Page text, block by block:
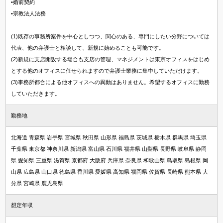
•婚前契約
•宗教法人法務
(1)既存の事務所案件を中心としつつ、関心のある、専門にしたい分野については
代表、他の弁護士と相談して、新規に始めることも可能です。
(2)新規に支店開設する場合も支店の管理、マネジメントは東京オフィスをはじめ
とする他のオフィスに任せられますので弁護士業務に集中していただけます。
(3)事務所都合による他オフィスへの異動はありません。希望するオフィスに勤務
していただきます。
勤務地
北海道 青森県 岩手県 宮城県 秋田県 山形県 福島県 茨城県 栃木県 群馬県 埼玉県
千葉県 東京都 神奈川県 新潟県 富山県 石川県 福井県 山梨県 長野県 岐阜県 静岡
県 愛知県 三重県 滋賀県 京都府 大阪府 兵庫県 奈良県 和歌山県 鳥取県 島根県 岡
山県 広島県 山口県 徳島県 香川県 愛媛県 高知県 福岡県 佐賀県 長崎県 熊本県 大
分県 宮崎県 鹿児島県
想定年収